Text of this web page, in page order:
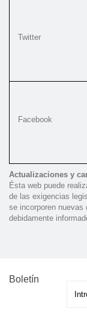
Twitter
Facebook
Actualizaciones y
Ésta web puede
de las exigencias
se incorporen
debidamente
Boletín